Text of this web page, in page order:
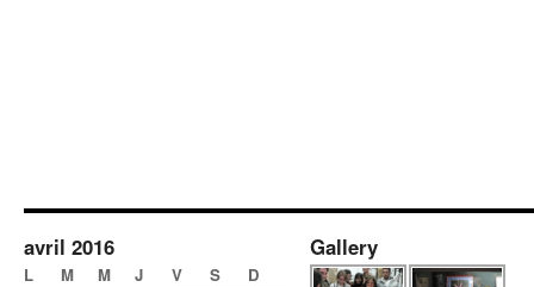
avril 2016
L M M J V S D
Gallery